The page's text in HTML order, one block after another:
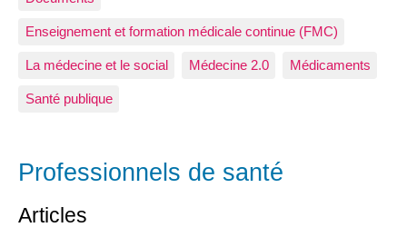
Enseignement et formation médicale continue (FMC)
La médecine et le social Médecine 2.0 Médicaments
Santé publique
Professionnels de santé
Articles